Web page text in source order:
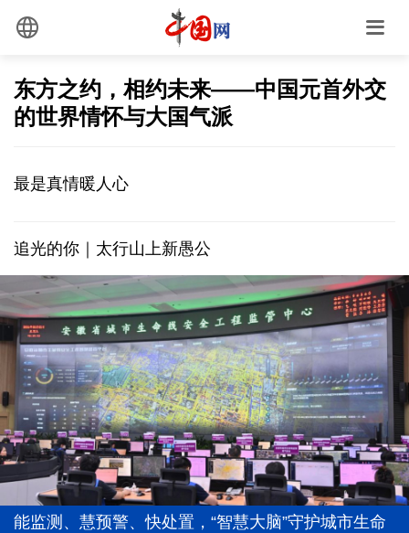
东方之约，相约未来——中国元首外交
的世界情怀与大国气派
最是真情暖人心
追光的你｜太行山上新愚公
能监测、慧预警、快处置，“智慧大脑”守护城市生命